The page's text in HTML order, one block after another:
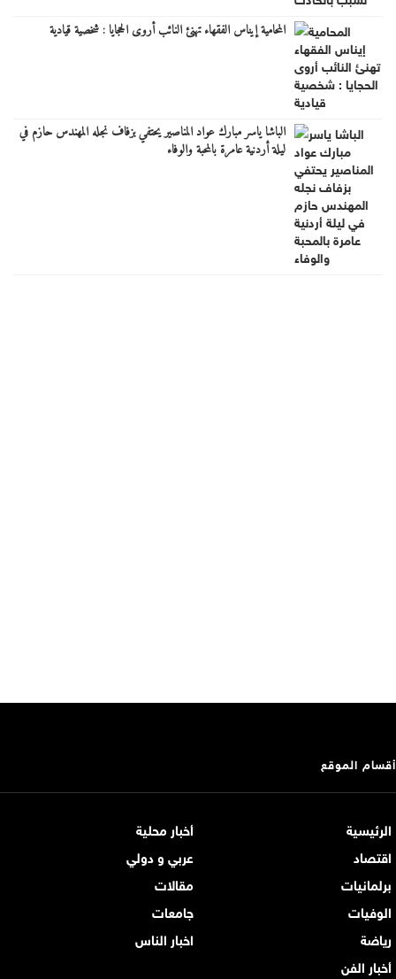
المحامية إيناس الفقهاء تهنئ النائب أروى الحجايا : شخصية قيادية
الباشا ياسر مبارك عواد المناصير يحتفي بزفاف نجله المهندس حازم في
ليلة أردنية عامرة بالمحبة والوفاء
أقسام الموقع
الرئيسية
أخبار محلية
اقتصاد
عربي و دولي
برلمانيات
مقالات
الوفيات
جامعات
رياضة
اخبار الناس
أخبار الفن